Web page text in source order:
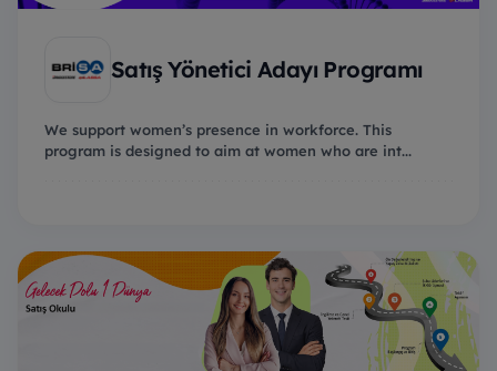
Satış Yönetici Adayı Programı
We support women’s presence in workforce. This
program is designed to aim at women who are int...